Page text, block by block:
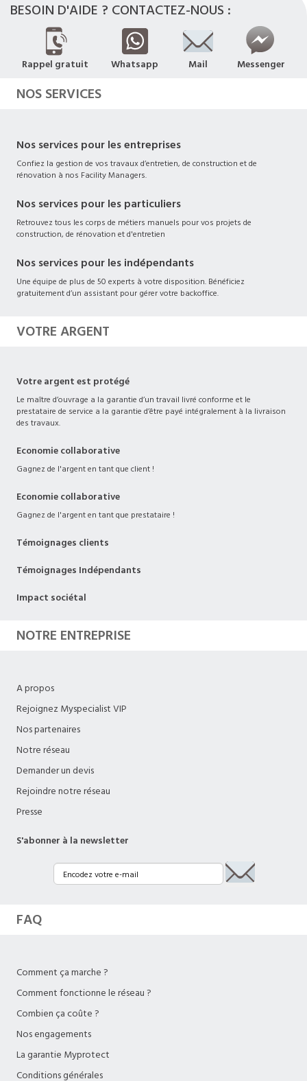
BESOIN D'AIDE ? CONTACTEZ-NOUS :
Rappel gratuit Whatsapp Mail Messenger
NOS SERVICES
Nos services pour les entreprises
Confiez la gestion de vos travaux d’entretien, de construction et de
rénovation à nos Facility Managers.
Nos services pour les particuliers
Retrouvez tous les corps de métiers manuels pour vos projets de
construction, de rénovation et d'entretien
Nos services pour les indépendants
Une équipe de plus de 50 experts à votre disposition. Bénéficiez
gratuitement d’un assistant pour gérer votre backoffice.
VOTRE ARGENT
Votre argent est protégé
Le maître d’ouvrage a la garantie d’un travail livré conforme et le
prestataire de service a la garantie d’être payé intégralement à la livraison
des travaux.
Economie collaborative
Gagnez de l'argent en tant que client !
Economie collaborative
Gagnez de l'argent en tant que prestataire !
Témoignages clients
Témoignages Indépendants
Impact sociétal
NOTRE ENTREPRISE
A propos
Rejoignez Myspecialist VIP
Nos partenaires
Notre réseau
Demander un devis
Rejoindre notre réseau
Presse
S'abonner à la newsletter
FAQ
Comment ça marche ?
Comment fonctionne le réseau ?
Combien ça coûte ?
Nos engagements
La garantie Myprotect
Conditions générales